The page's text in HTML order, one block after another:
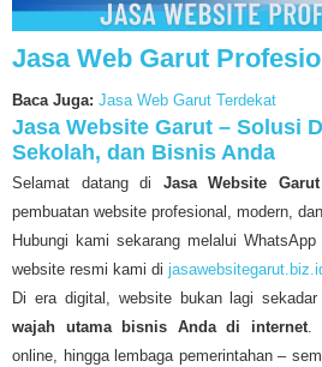
Jasa Web Garut
Baca Juga: Jasa Web Garut Terdekat
Jasa Website Garut – Solusi
Sekolah, dan Bisnis Anda
Selamat datang di Jasa Website Garut
pembuatan website profesional, modern,
Hubungi kami sekarang melalui WhatsApp
website resmi kami di
Di era digital, website bukan lagi
wajah utama bisnis Anda di internet.
online, hingga lembaga pemerintahan –